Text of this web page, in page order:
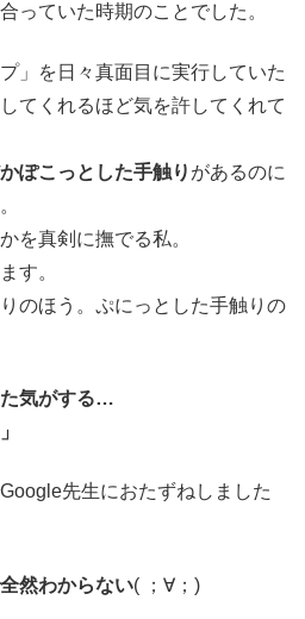
っていた時期のことでした。
」を日々真面目に実行していた
てくれるほど気を許してくれて
ぽこっとした手触り があるのに
を真剣に撫でる私。
す。
のほう。ぷにっとした手触りの
た気がする…
Google先生におたずねしました
然わからない( ；∀；)